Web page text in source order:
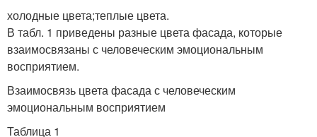
холодные цвета;теплые цвета.
В табл. 1 приведены разные цвета фасада, которые
взаимосвязаны с человеческим эмоциональным
восприятием.
Взаимосвязь цвета фасада с человеческим
эмоциональным восприятием
Таблица 1